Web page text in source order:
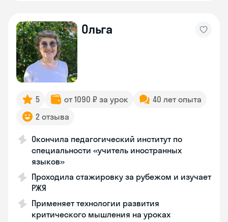
Ольга
5 от 1090 ₽ за урок
40 лет опыта
2 отзыва
Окончила педагогический институт по
специальности «учитель иностранных
языков»
Проходила стажировку за рубежом и изучает
РЖЯ
Применяет технологии развития
критического мышления на уроках